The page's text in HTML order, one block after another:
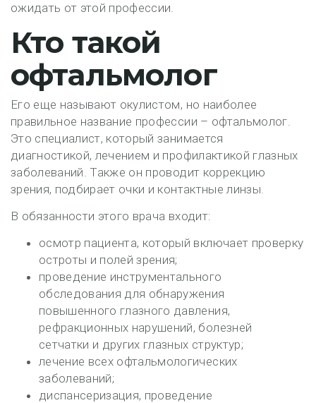
ожидать от этой профессии.
Кто такой
офтальмолог
Его еще называют окулистом, но наиболее
правильное название профессии – офтальмолог.
Это специалист, который занимается
диагностикой, лечением и профилактикой глазных
заболеваний. Также он проводит коррекцию
зрения, подбирает очки и контактные линзы.
В обязанности этого врача входит:
осмотр пациента, который включает проверку
остроты и полей зрения;
проведение инструментального
обследования для обнаружения
повышенного глазного давления,
рефракционных нарушений, болезней
сетчатки и других глазных структур;
лечение всех офтальмологических
заболеваний;
диспансеризация, проведение